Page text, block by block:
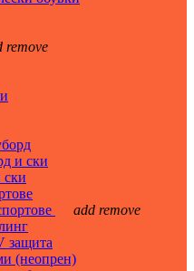
remove
и ски
ски
add remove
защита
(неопрен)